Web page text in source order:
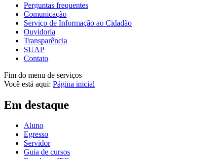
Perguntas frequentes
Comunicação
Serviço de Informação ao Cidadão
Ouvidoria
Transparência
SUAP
Contato
Fim do menu de serviços
Você está aqui: Página inicial
Em destaque
Aluno
Egresso
Servidor
Guia de cursos